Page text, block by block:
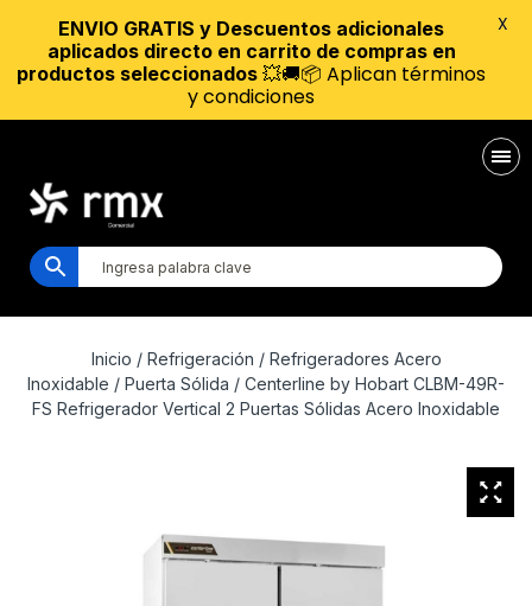
Inicio / Refrigeración / Refrigeradores Acero
Inoxidable / Puerta Sólida / Centerline by Hobart CLBM-49R-
FS Refrigerador Vertical 2 Puertas Sólidas Acero Inoxidable
ENVIO GRATIS y Descuentos adicionales
aplicados directo en carrito de compras en
productos seleccionados 💥🚚📦 Aplican términos
y condiciones
X